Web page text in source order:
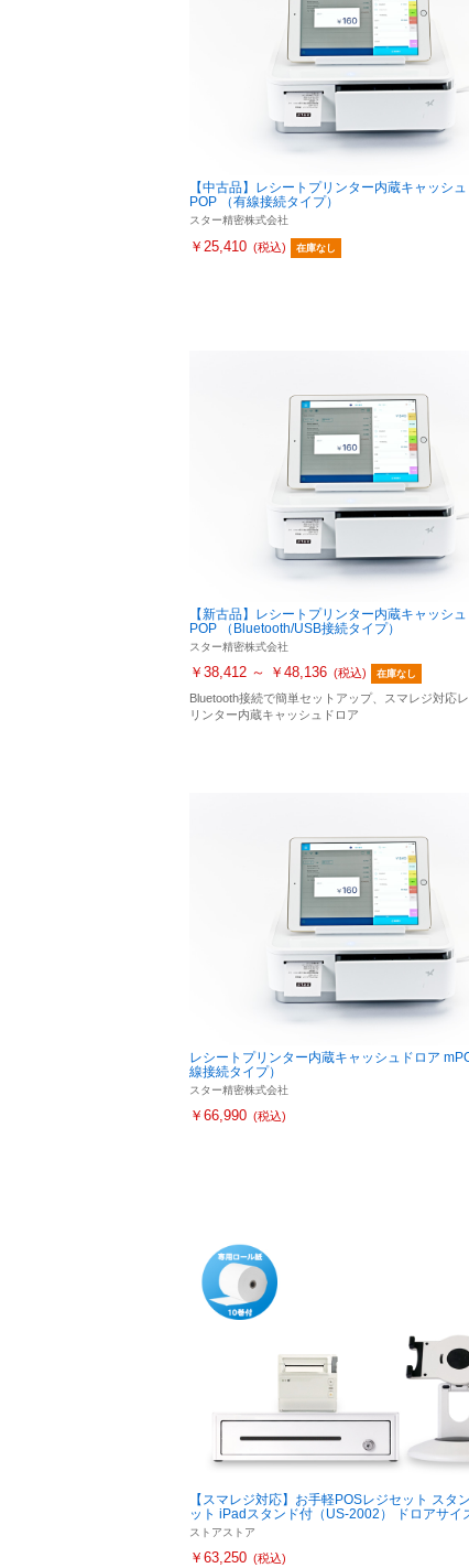
【中古品】レシートプリンター内蔵キャッシ
POP （有線接続タイプ）
スター精密株式会社
￥25,410 (税込) 在庫なし
【新古品】レシートプリンター内蔵キャッシ
POP （Bluetooth/USB接続タイプ）
スター精密株式会社
￥38,412 ～ ￥48,136 (税込) 在庫なし
Bluetooth接続で簡単セットアップ、スマレジ対応
リンター内蔵キャッシュドロア
レシートプリンター内蔵キャッシュドロア
線接続タイプ）
スター精密株式会社
￥66,990 (税込)
【スマレジ対応】お手軽POSレジセット スタ
ット iPadスタンド付（US-2002） ドロアサイ
ストアストア
￥63,250 (税込)